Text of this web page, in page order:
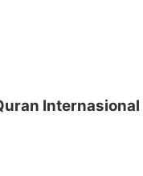
Internasional